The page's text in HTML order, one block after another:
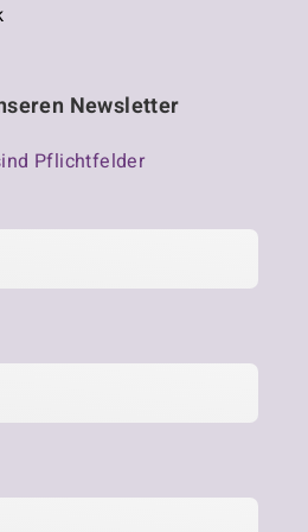
Newsletter
Pflichtfelder